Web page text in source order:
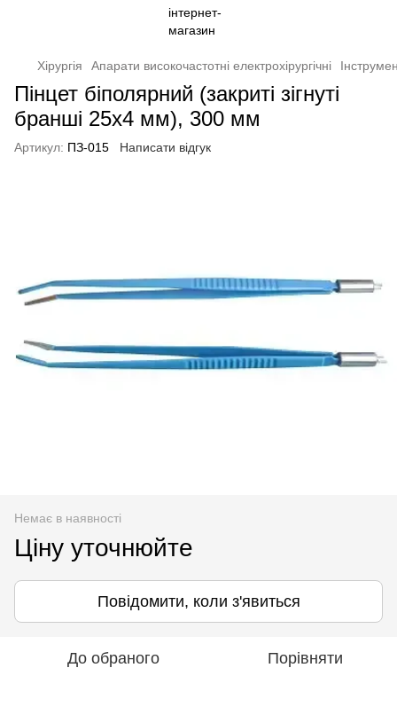
Хірургія Апарати високочастотні електрохірургічні
Пінцет біполярний (закриті зігнуті
бранші 25х4 мм), 300 мм
Артикул: ПЗ-015 Написати відгук
Немає в наявності
Ціну уточнюйте
Повідомити, коли з'явиться
До обраного Порівняти